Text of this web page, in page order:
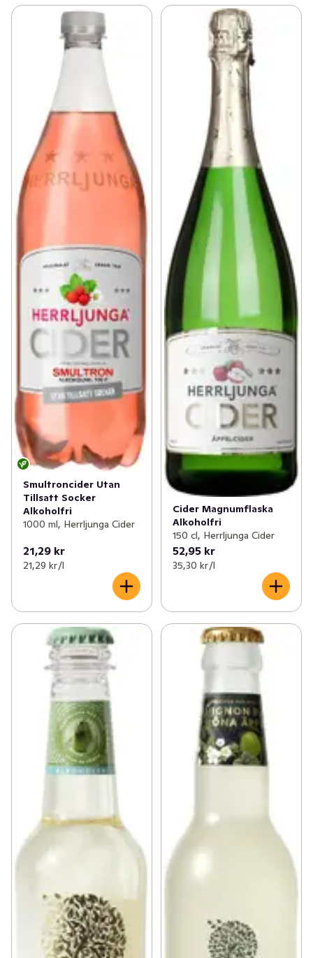
Smultroncider Utan
Tillsatt Socker
Alkoholfri
1000 ml, Herrljunga Cider
21,29 kr
21,29 kr /l
Cider Magnumflaska
Alkoholfri
150 cl, Herrljunga Cider
52,95 kr
35,30 kr /l